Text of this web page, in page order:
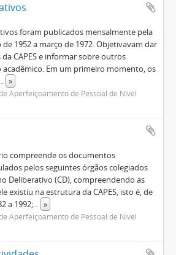
foram publicados mensalmente pela
de 1952 a março de 1972. Objetivavam dar
CAPES e informar sobre outros
Em um primeiro momento, os
»
Aperfeiçoamento de Pessoal de Nível
compreende os documentos
pelos seguintes órgãos colegiados
Deliberativo (CD), compreendendo as
existiu na estrutura da CAPES, isto é, de
a 1992;... »
Aperfeiçoamento de Pessoal de Nível